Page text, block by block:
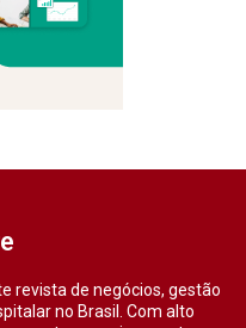
revista de negócios, gestão
no Brasil. Com alto